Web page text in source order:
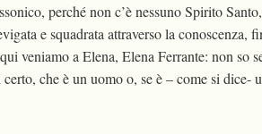
perché non c’è nessuno Spirito
e squadrata attraverso la conoscenza,
veniamo a Elena, Elena Ferrante: non so
che è un uomo o, se è – come si